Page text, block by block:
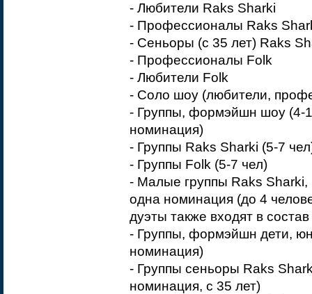
- Любители Raks Sharki
- Профессионалы Raks
- Сеньоры (с 35 лет) Raks
- Профессионалы Folk
- Любители Folk
- Соло шоу (любители,
- Группы, формэйшн шоу (4-
номинация)
- Группы Raks Sharki (5-7
- Группы Folk (5-7 чел)
- Малые группы Raks Sharki,
одна номинация (до 4
дуэты также входят в
- Группы, формэйшн дети,
номинация)
- Группы сеньоры Raks
номинация, с 35 лет)